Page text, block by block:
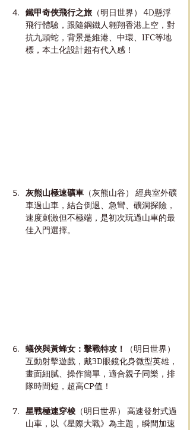
鐵甲奇俠飛行之旅 （明日世界） 4D懸浮
飛行體驗，跟隨鋼鐵人翱翔香港上空，對
抗九頭蛇，背景是維港、中環、IFC等地
標，本土化設計超有代入感！
灰熊山極速礦車 （灰熊山谷） 經典室外礦
車過山車，結合倒退、急彎、礦洞探險，
速度刺激但不極端，是初次玩過山車的最
佳入門選擇。
蟻俠與黃蜂女：擊戰特攻！
（明日世界）
互動射擊遊戲，戴3D眼鏡化身微型英雄，
畫面細膩、操作簡單，適合親子同樂，排
隊時間短，超高CP值！
星戰極速穿梭 （明日世界） 高速發射式過
山車，以《星際大戰》為主題，瞬間加速